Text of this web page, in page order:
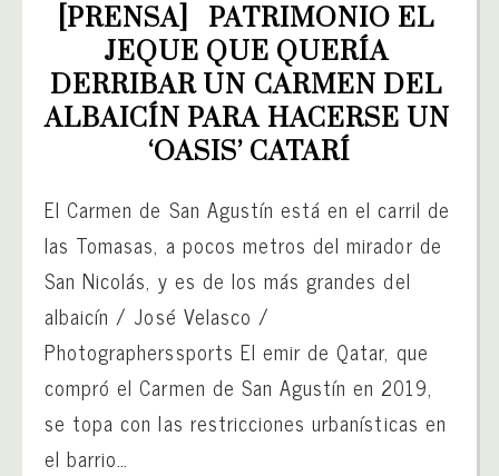
[PRENSA]   PATRIMONIO EL
JEQUE QUE QUERÍA
DERRIBAR UN CARMEN DEL
ALBAICÍN PARA HACERSE UN
‘OASIS’ CATARÍ
El Carmen de San Agustín está en el carril de
las Tomasas, a pocos metros del mirador de
San Nicolás, y es de los más grandes del
albaicín / José Velasco /
Photographerssports El emir de Qatar, que
compró el Carmen de San Agustín en 2019,
se topa con las restricciones urbanísticas en
el barrio…